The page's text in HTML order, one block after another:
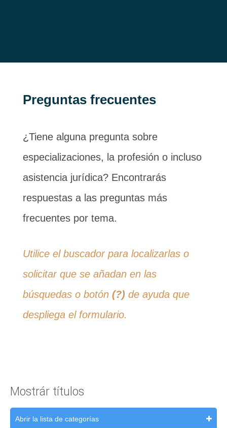
Preguntas frecuentes
¿Tiene alguna pregunta sobre
especializaciones, la profesión o incluso
asistencia jurídica? Encontrarás
respuestas a las preguntas más
frecuentes por tema.
Utilice el buscador para localizarlas o
solicitar que se añadan en las
búsquedas o botón (?) de ayuda que
despliega el formulario.
Mostrár títulos
Abrir la lista de categorías